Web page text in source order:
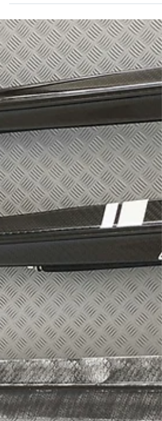
La lavorazione della fibra di carbonio è
è artigianale; questo, unito al successo del
nostro marchio a livello internazionale, fa sì
che i tempi di consegna possano talvolta
raggiungere le 6 settimane. Vale la pena
aspettare e pagare di più per un fucile
subacqueo quando sul mercato esistono
diverse opzioni più economiche che non
richiedono tempi di attesa? La risposta a
questa domanda sta nei nostri clienti, che
attendono pazi